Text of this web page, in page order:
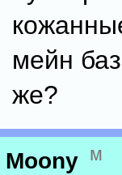
мейн
же?
Moony м